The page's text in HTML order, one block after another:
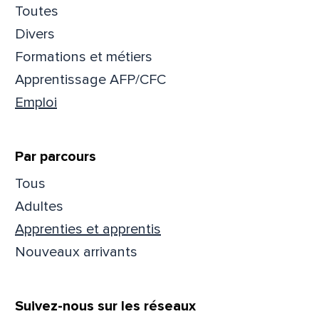
Toutes
Divers
Formations et métiers
Apprentissage AFP/CFC
Emploi
Par parcours
Tous
Adultes
Apprenties et apprentis
Nouveaux arrivants
Suivez-nous sur les réseaux